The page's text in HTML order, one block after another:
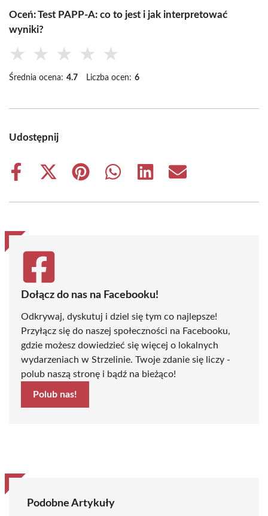
Oceń: Test PAPP-A: co to jest i jak interpretować
wyniki?
★ ★ ★ ★ ★
Średnia ocena: 4.7 Liczba ocen: 6
Udostępnij
Share
Share
(Twitter)
Share
Share
Share
Share
Dołącz do nas na Facebooku!
Odkrywaj, dyskutuj i dziel się tym co najlepsze!
Przyłącz się do naszej społeczności na Facebooku,
gdzie możesz dowiedzieć się więcej o lokalnych
wydarzeniach w Strzelinie. Twoje zdanie się liczy -
polub naszą stronę i bądź na bieżąco!
Polub nas!
Podobne Artykuły